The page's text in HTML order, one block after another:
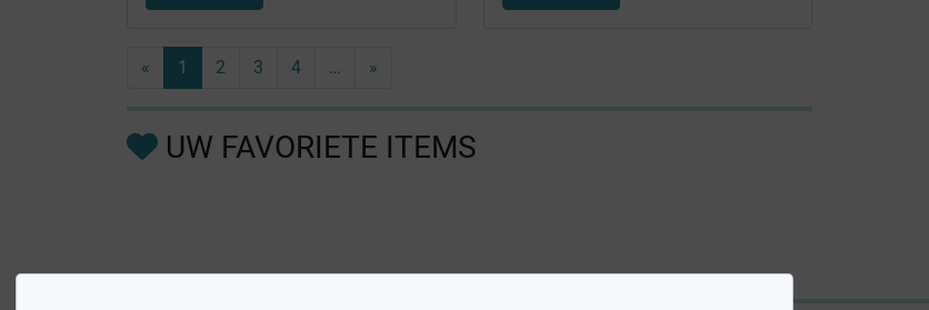
« 1 2 3 4 … »
UW FAVORIETE ITEMS